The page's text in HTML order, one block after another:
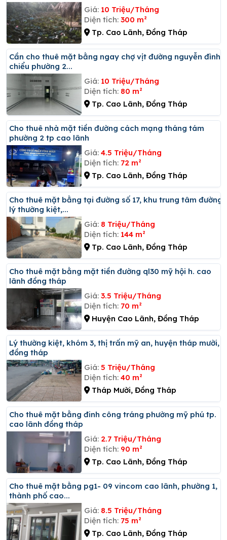
Giá: 10 Triệu/Tháng
Diện tích: 300 m²
Tp. Cao Lãnh, Đồng Tháp
Cần cho thuê mặt bằng ngay chợ vịt đường nguyễn đình
chiểu phường 2...
Giá: 10 Triệu/Tháng
Diện tích: 80 m²
Tp. Cao Lãnh, Đồng Tháp
Cho thuê nhà mặt tiền đường cách mạng tháng tám
phường 2 tp cao lãnh
Giá: 4.5 Triệu/Tháng
Diện tích: 72 m²
Tp. Cao Lãnh, Đồng Tháp
Cho thuê mặt bằng tại đường số 17, khu trung tâm đường
lý thường kiệt,...
Giá: 8 Triệu/Tháng
Diện tích: 144 m²
Tp. Cao Lãnh, Đồng Tháp
Cho thuê mặt bằng mặt tiền đường ql30 mỹ hội h. cao
lãnh đồng tháp
Giá: 3.5 Triệu/Tháng
Diện tích: 70 m²
Huyện Cao Lãnh, Đồng Tháp
Lý thường kiệt, khóm 3, thị trấn mỹ an, huyện tháp mười,
đồng tháp
Giá: 5 Triệu/Tháng
Diện tích: 40 m²
Tháp Mười, Đồng Tháp
Cho thuê mặt bằng đinh công tráng phường mỹ phú tp.
cao lãnh đồng tháp
Giá: 2.7 Triệu/Tháng
Diện tích: 90 m²
Tp. Cao Lãnh, Đồng Tháp
Cho thuê mặt bằng pg1- 09 vincom cao lãnh, phường 1,
thành phố cao...
Giá: 8.5 Triệu/Tháng
Diện tích: 75 m²
Tp. Cao Lãnh, Đồng Tháp